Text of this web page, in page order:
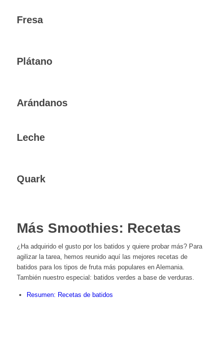
Fresa
Plátano
Arándanos
Leche
Quark
Más Smoothies: Recetas
¿Ha adquirido el gusto por los batidos y quiere probar más? Para
agilizar la tarea, hemos reunido aquí las mejores recetas de
batidos para los tipos de fruta más populares en Alemania.
También nuestro especial: batidos verdes a base de verduras.
Resumen: Recetas de batidos